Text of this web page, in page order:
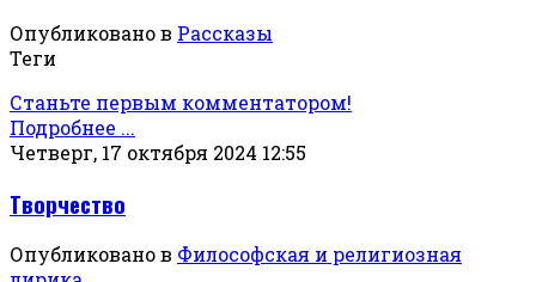
Опубликовано в Рассказы
Теги
Станьте первым комментатором!
Подробнее ...
Четверг, 17 октября 2024 12:55
Творчество
Опубликовано в Философская и религиозная